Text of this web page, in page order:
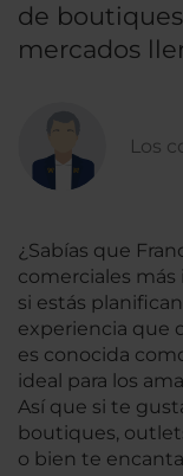
de
mercados
Los
¿Sabías que
comerciales
si estás
experiencia que
es conocida
ideal para los
Así que si te
boutiques,
o bien te